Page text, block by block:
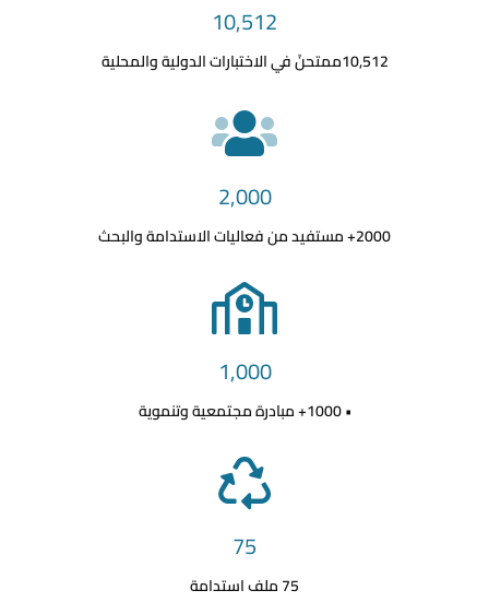
10,512
10,512ممتحنً في الاختبارات الدولية والمحلية
2,000
2000+ مستفيد من فعاليات الاستدامة والبحث
1,000
• 1000+ مبادرة مجتمعية وتنموية
75
75 ملف استدامة